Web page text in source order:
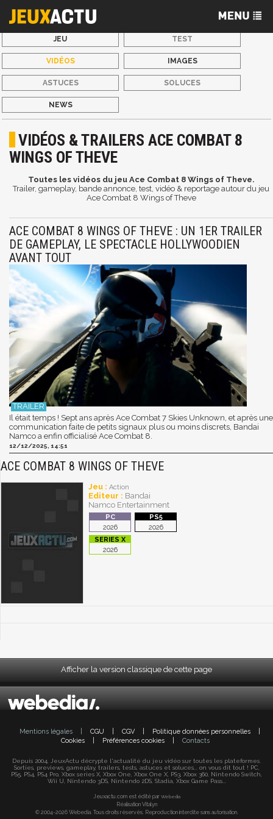
JEU TEST
VIDÉOS IMAGES
ASTUCES SOLUCES
NEWS
VIDÉOS & TRAILERS ACE COMBAT 8
WINGS OF THEVE
Toutes les vidéos du jeu Ace Combat 8 Wings of Theve.
Trailer, gameplay, bande annonce, test, vidéo & reportage autour du jeu
Ace Combat 8 Wings of Theve
ACE COMBAT 8 WINGS OF THEVE : UN 1ER TRAILER
DE GAMEPLAY, LE SPECTACLE HOLLYWOODIEN
AVANT TOUT
Il était temps ! Sept ans après Ace Combat 7 Skies Unknown, et après une
communication faite de petits signaux plus ou moins discrets, Bandai
Namco a enfin officialisé Ace Combat 8.
12/12/2025, 14:51
ACE COMBAT 8 WINGS OF THEVE
Jeu : Action
Editeur : Bandai
Namco Entertainment
2026 2026
2026
Afficher la version classique de cette page
Mentions légales CGU CGV Politique données personnelles
Cookies
Préférences cookies Contacts
Depuis 2004, JeuxActu décrypte l'actualité du jeu vidéo sur toutes les plateformes.
Sorties, previews, gameplay, trailers, tests, astuces et soluces... on vous dit tout ! PC,
PS5, PS4, PS4 Pro, Xbox series X, Xbox One, Xbox One X, PS3, Xbox 360, Nintendo Switch,
Wii U, Nintendo 3DS, Nintendo 2DS, Stadia, Xbox Game Pass...
Jeuxactu.com est édité par Webedia
Réalisation Vitalyn
© 2004-2026 Webedia. Tous droits réservés. Reproduction interdite sans autorisation.